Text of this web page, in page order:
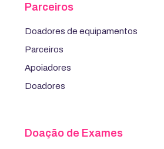
Parceiros
Doadores de equipamentos
Parceiros
Apoiadores
Doadores
Doação de Exames